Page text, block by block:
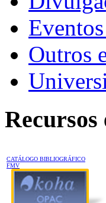
Outros
CATÁLOGO BIBLIOGRÁFICO
FMV